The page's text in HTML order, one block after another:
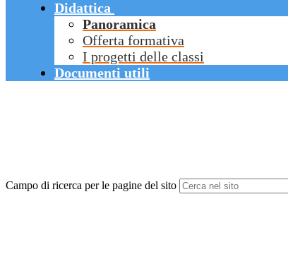
Didattica
Panoramica
Offerta formativa
I progetti delle classi
Documenti utili
Campo di ricerca per le pagine del sito